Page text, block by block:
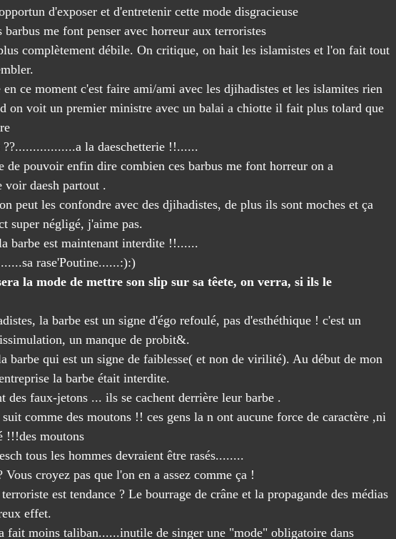
d'exposer et d'entretenir cette mode disgracieuse
barbus me font penser avec horreur aux terroristes
complètement débile. On critique, on hait les islamistes et l'on fait tout
en ce moment c'est faire ami/ami avec les djihadistes et les islamites rien
on voit un premier ministre avec un balai a chiotte il fait plus tolard que
la daeschetterie !!......
de pouvoir enfin dire combien ces barbus me font horreur on a
voir daesh partout .
peut les confondre avec des djihadistes, de plus ils sont moches et ça
super négligé, j'aime pas.
barbe est maintenant interdite !!......
rase'Poutine......:):)
la mode de mettre son slip sur sa têete, on verra, si ils le
la barbe est un signe d'égo refoulé, pas d'esthéthique ! c'est un
un manque de probit&.
barbe qui est un signe de faiblesse( et non de virilité). Au début de mon
la barbe était interdite.
des faux-jetons ... ils se cachent derrière leur barbe .
comme des moutons !! ces gens la n ont aucune force de caractère ,ni
!!!des moutons
tous les hommes devraient être rasés........
Vous croyez pas que l'on en a assez comme ça !
est tendance ? Le bourrage de crâne et la propagande des médias
effet.
fait moins taliban......inutile de singer une "mode" obligatoire dans